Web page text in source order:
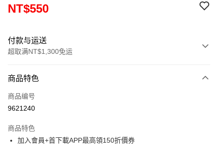
NT$550
付款与运送
超取满NT$1,300免运
信用卡一次付款
超商取货付款
Apple Pay
商品特色
商品编号
9621240
商品特色
加入會員+首下載APP最高領150折價券